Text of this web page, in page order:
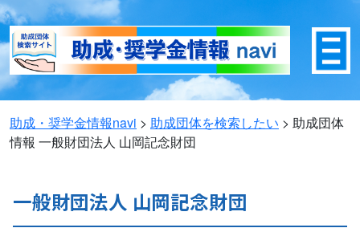
助成・奨学金情報navi > 助成団体を検索したい > 助成団体
情報 一般財団法人 山岡記念財団
一般財団法人 山岡記念財団